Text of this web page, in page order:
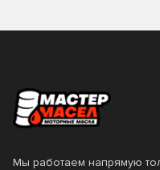
Мы работаем напрямую